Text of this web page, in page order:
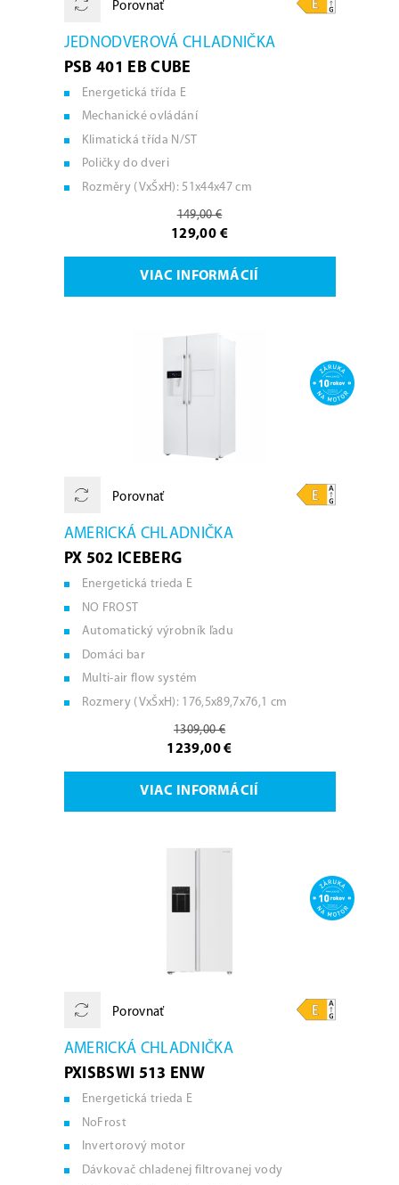
Porovnať
JEDNODVEROVÁ CHLADNIČKA
PSB 401 EB CUBE
Energetická třída E
Mechanické ovládání
Klimatická třída N/ST
Poličky do dveri
Rozměry (VxŠxH): 51x44x47 cm
149,00 €
129,00 €
VIAC INFORMÁCIÍ
Porovnať
AMERICKÁ CHLADNIČKA
PX 502 ICEBERG
Energetická trieda E
NO FROST
Automatický výrobník ľadu
Domáci bar
Multi-air flow systém
Rozmery (VxŠxH): 176,5x89,7x76,1 cm
1309,00 €
1239,00 €
VIAC INFORMÁCIÍ
Porovnať
AMERICKÁ CHLADNIČKA
PXISBSWI 513 ENW
Energetická trieda E
NoFrost
Invertorový motor
Dávkovač chladenej filtrovanej vody